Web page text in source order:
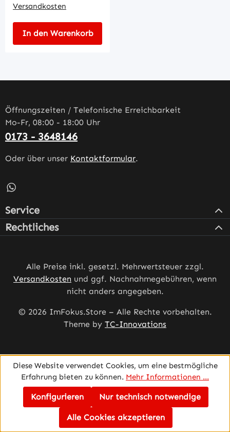
Versandkosten
In den Warenkorb
Öffnungszeiten / Telefonische Erreichbarkeit
Mo-Fr, 08:00 - 18:00 Uhr
0173 - 3648146
Oder über unser Kontaktformular.
Schreib uns auf WhatsApp – öffnet in neuem Tab
Service
Rechtliches
Alle Preise inkl. gesetzl. Mehrwertsteuer zzgl.
Versandkosten und ggf. Nachnahmegebühren, wenn
nicht anders angegeben.
© 2026 ImFokus.Store – Alle Rechte vorbehalten.
Theme by TC-Innovations
Diese Website verwendet Cookies, um eine bestmögliche
Erfahrung bieten zu können. Mehr Informationen ...
Nur technisch notwendige
Konfigurieren
Alle Cookies akzeptieren